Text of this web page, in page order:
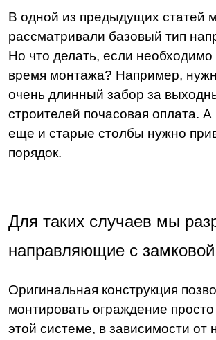
В одной из предыдущих статей
рассматривали базовый тип
Но что делать, если необходимо
время монтажа? Например,
очень длинный забор за
строителей почасовая оплата. А
еще и старые столбы нужно
порядок.
Для таких случаев мы
направляющие с
Оригинальная конструкция
монтировать ограждение
этой системе, в зависимости от